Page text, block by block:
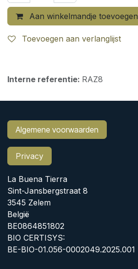
Aan winkelmandje toevoegen
Toevoegen aan verlanglijst
Interne referentie: RAZ8
Algemene voorwaarden
Privacy
La Buena Tierra
Sint-Jansbergstraat 8
3545 Zelem
België
BE0864851802
BIO CERTISYS:
BE-BIO-01.056-0002049.2025.001